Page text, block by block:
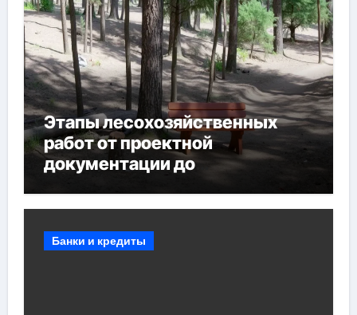
Этапы лесохозяйственных
работ от проектной
документации до
мероприятий и обустройства
Банки и кредиты